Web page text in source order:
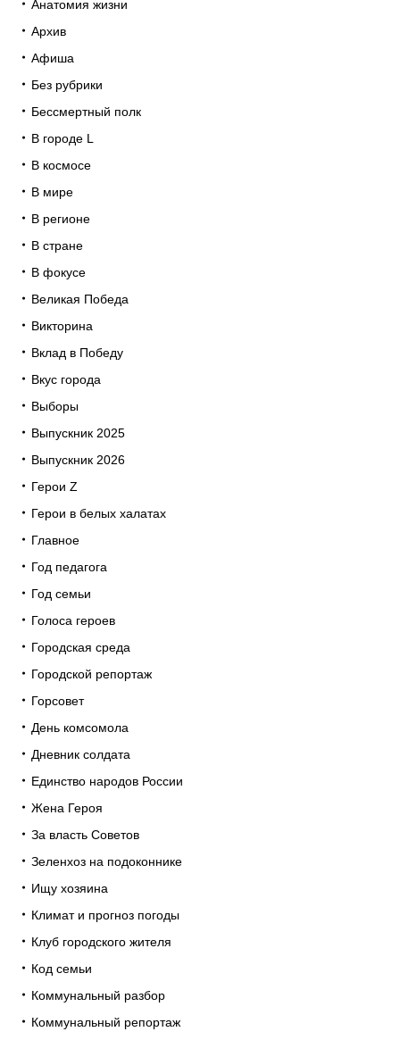
Анатомия жизни
Архив
Афиша
Без рубрики
Бессмертный полк
В городе L
В космосе
В мире
В регионе
В стране
В фокусе
Великая Победа
Викторина
Вклад в Победу
Вкус города
Выборы
Выпускник 2025
Выпускник 2026
Герои Z
Герои в белых халатах
Главное
Год педагога
Год семьи
Голоса героев
Городская среда
Городской репортаж
Горсовет
День комсомола
Дневник солдата
Единство народов России
Жена Героя
За власть Советов
Зеленхоз на подоконнике
Ищу хозяина
Климат и прогноз погоды
Клуб городского жителя
Код семьи
Коммунальный разбор
Коммунальный репортаж